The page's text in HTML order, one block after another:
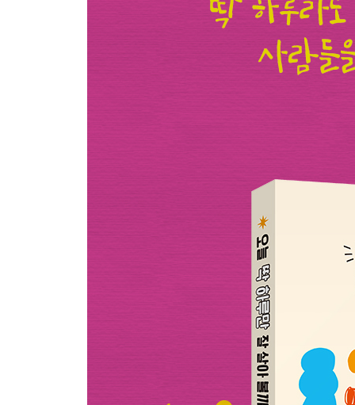
논쟁에 뛰어들어 내가 소중하게 생각하는 것들을
근처에 있는 아무 박물관에나 들어가 보자
도로가 잘 보이는 카페에 앉아서 지나가는 자동차
반전이 기가 막힌 영화를 본 다음, 처음으로 돌아
내 자서전의 첫 문장을 써 보자. 자서전을 10부로